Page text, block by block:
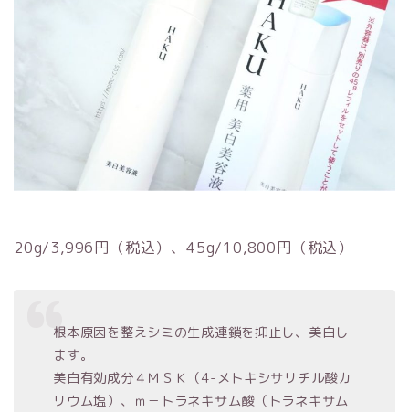
20g/3,996円（税込）、45g/10,800円（税込）
根本原因を整えシミの生成連鎖を抑止し、美白し
ます。
美白有効成分４ＭＳＫ（4-メトキシサリチル酸カ
リウム塩）、ｍ－トラネキサム酸（トラネキサム